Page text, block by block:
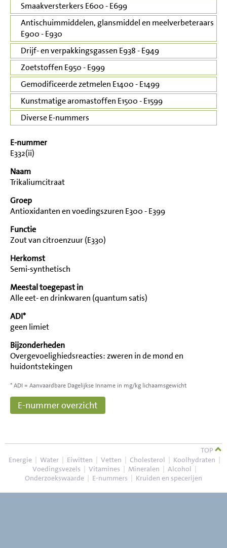
Smaakversterkers E600 - E699
Antischuimmiddelen, glansmiddel en meelverbeteraars
E900 - E930
Drijf- en verpakkingsgassen E938 - E949
Zoetstoffen E950 - E999
Gemodificeerde zetmelen E1400 - E1499
Kunstmatige aromastoffen E1500 - E1599
Diverse E-nummers
E-nummer
E332(ii)
Naam
Trikaliumcitraat
Groep
Antioxidanten en voedingszuren E300 - E399
Functie
Zout van citroenzuur (E330)
Herkomst
Semi-synthetisch
Meestal toegepast in
Alle eet- en drinkwaren (quantum satis)
ADI*
geen limiet
Bijzonderheden
Overgevoelighiedsreacties: zweren in de mond en
huidontstekingen
* ADI = Aanvaardbare Dagelijkse Inname in mg/kg lichaamsgewicht
E-nummer overzicht
TOP
Energie | Water | Eiwitten | Vetten | Cholesterol | Koolhydraten |
Voedingsvezels | Vitamines | Mineralen | Alcohol |
Onderzoekswaarde | E-nummers | Kruiden en specerijen